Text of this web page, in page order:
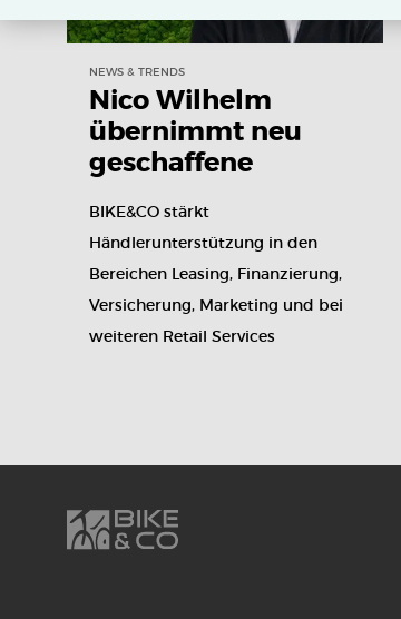
NEWS & TRENDS
Nico Wilhelm
übernimmt neu
geschaffene
Services Consultant
BIKE&CO stärkt
Händlerunterstützung in den
Bereichen Leasing, Finanzierung,
Versicherung, Marketing und bei
weiteren Retail Services